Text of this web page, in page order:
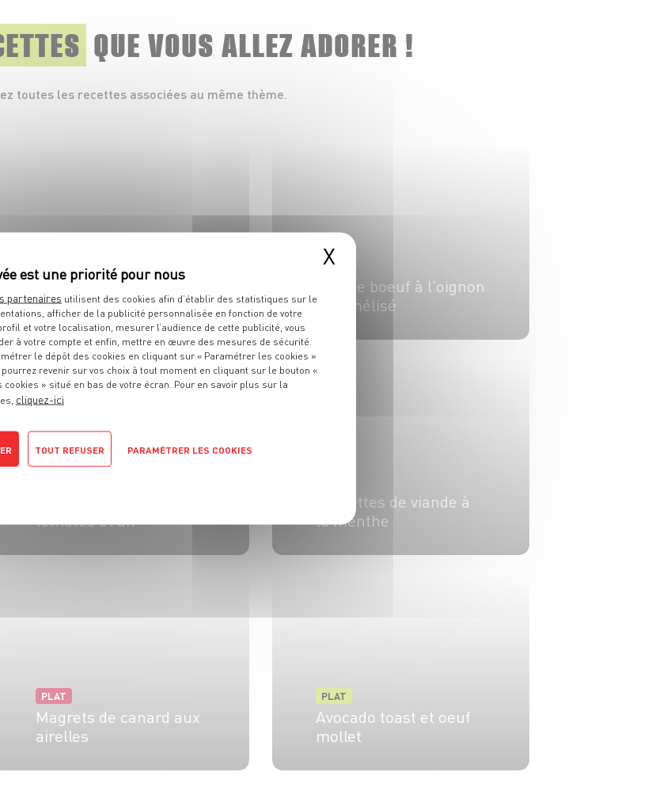
QUE VOUS ALLEZ ADORER !
toutes les recettes associées au même thème.
PLAT
Empanadas au boeuf
4 pers. 20 min 20 min
PLAT
Rôti de boeuf à l'oignon
caramélisé
tomates et ail
Boulettes de viande à
la menthe
PLAT
Magrets de canard aux
airelles
PLAT
Avocado toast et oeuf
mollet
X
partenaires utilisent des cookies afin d’établir des statistiques sur le
afficher de la publicité personnalisée en fonction de votre
et votre localisation, mesurer l’audience de cette publicité, vous
à votre compte et enfin, mettre en œuvre des mesures de sécurité.
le dépôt des cookies en cliquant sur « Paramétrer les cookies »
revenir sur vos choix à tout moment en cliquant sur le bouton «
» situé en bas de votre écran. Pour en savoir plus sur la
cliquez-ici
TOUT REFUSER PARAMÉTRER LES COOKIES